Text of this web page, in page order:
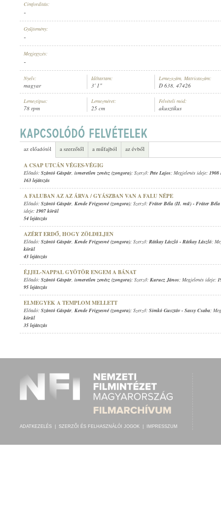
SZÁNTÓ GÁSPÁR ISMERETLEN ZENÉSZ (ZONGORA)
LEMEZSZÁM:
Címfordítás:
-
Gyűjtemény:
-
Megjegyzés:
-
Nyelv:
magyar
Időtartam:
3' 1"
Lemezszám, Matricaszám:
D 638, 47426
Lemeztípus:
78 rpm
Lemezméret:
25 cm
Felvételi mód:
akusztikus
az előadótól a szerzőtől a műfajból az évből
A CSAP UTCÁN VÉGES-VÉGIG
Előadó: Szántó Gáspár, ismeretlen zenész (zongora); Szerző: Pete Lajos; Megjelenés ideje:
163 lejátszás
A FALUBAN AZ AZ ÁRVA / GYÁSZBAN VAN A FALU NÉPE
Előadó: Szántó Gáspár, Kende Frigyesné (zongora); Szerző: Fráter Béla (II. mű) - Fráter
ideje: 1907 körül
54 lejátszás
AZÉRT ERDŐ, HOGY ZÖLDELJEN
Előadó: Szántó Gáspár, Kende Frigyesné (zongora); Szerző: Rátkay László - Rátkay László;
körül
43 lejátszás
ÉJJEL-NAPPAL GYÖTÖR ENGEM A BÁNAT
Előadó: Szántó Gáspár, ismeretlen zenész (zongora); Szerző: Kurucz János; Megjelenés ideje:
95 lejátszás
ELMEGYEK A TEMPLOM MELLETT
Előadó: Szántó Gáspár, Kende Frigyesné (zongora); Szerző: Simkó Gusztáv - Sassy Csaba;
körül
35 lejátszás
ADATKEZELÉS SZERZŐI ÉS FELHASZNÁLÓI JOGOK IMPRESSZUM